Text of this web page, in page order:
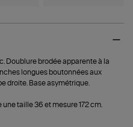
Doublure brodée apparente à la
longues boutonnées aux
droite. Base asymétrique.
taille 36 et mesure 172 cm.